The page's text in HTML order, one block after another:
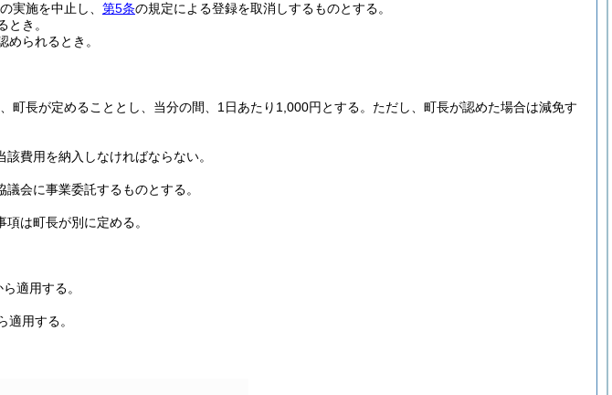
実施を中止し、 第5条の規定による登録を取消しするものとする。
き。
られるとき。
長が定めることとし、当分の間、1日あたり1,000円とする。ただし、町長が認めた場合は減免す
費用を納入しなければならない。
会に事業委託するものとする。
は町長が別に定める。
適用する。
用する。